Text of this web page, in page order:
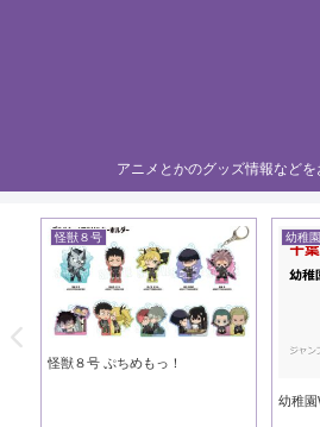
アニメとかのグッズ情報など
怪獣８号
怪獣８号 ぷちめもっ！
幼稚
幼稚園